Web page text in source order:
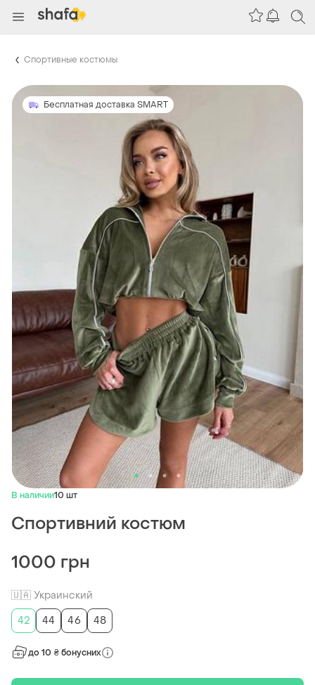
Спортивные костюмы
Бесплатная доставка SMART
В наличии10 шт
Спортивний костюм
1000 грн
🇺🇦 Украинский
42
44 46 48
до 10 ₴ бонусних